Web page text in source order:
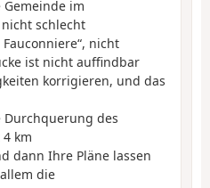
im
schlecht
nicht
ist nicht auffindbar
korrigieren, und das
Durchquerung des
km
dann Ihre Pläne lassen
die